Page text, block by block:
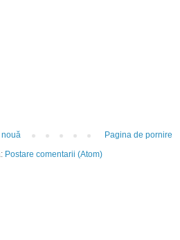
nouă
Pagina de pornire
Postare comentarii (Atom)